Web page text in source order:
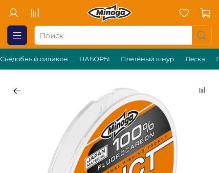
Съедобный силикон НАБОРЫ Плетёный шнур Леска